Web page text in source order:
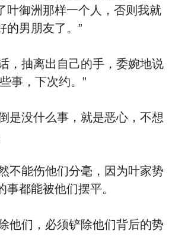
叶御洲那样一个人，否则我就
的男朋友了。”
，抽离出自己的手，委婉地说
事，下次约。”
没什么事，就是恶心，不想
不能伤他们分毫，因为叶家势
事都能被他们摆平。
他们，必须铲除他们背后的势